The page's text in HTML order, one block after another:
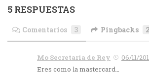
5 RESPUESTAS
Comentarios 3 Pingbacks 2
Mo Secretaria de Rey
06/11/
Eres como la mastercard…